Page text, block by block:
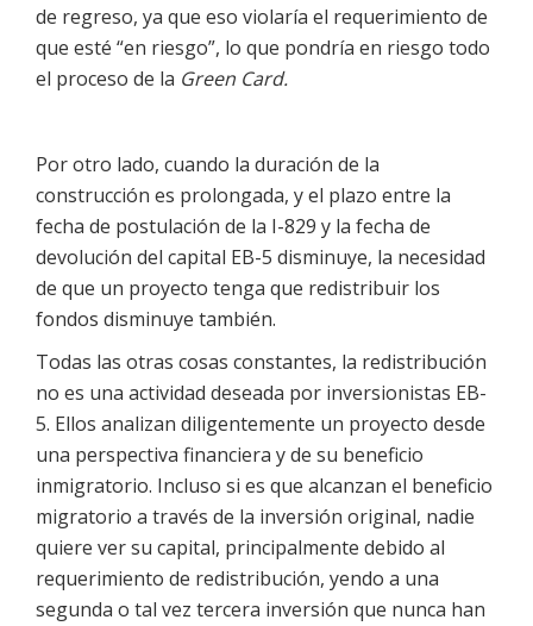
de regreso, ya que eso violaría el requerimiento de
que esté “en riesgo”, lo que pondría en riesgo todo
el proceso de la Green Card.
Por otro lado, cuando la duración de la
construcción es prolongada, y el plazo entre la
fecha de postulación de la I-829 y la fecha de
devolución del capital EB-5 disminuye, la necesidad
de que un proyecto tenga que redistribuir los
fondos disminuye también.
Todas las otras cosas constantes, la redistribución
no es una actividad deseada por inversionistas EB-
5. Ellos analizan diligentemente un proyecto desde
una perspectiva financiera y de su beneficio
inmigratorio. Incluso si es que alcanzan el beneficio
migratorio a través de la inversión original, nadie
quiere ver su capital, principalmente debido al
requerimiento de redistribución, yendo a una
segunda o tal vez tercera inversión que nunca han